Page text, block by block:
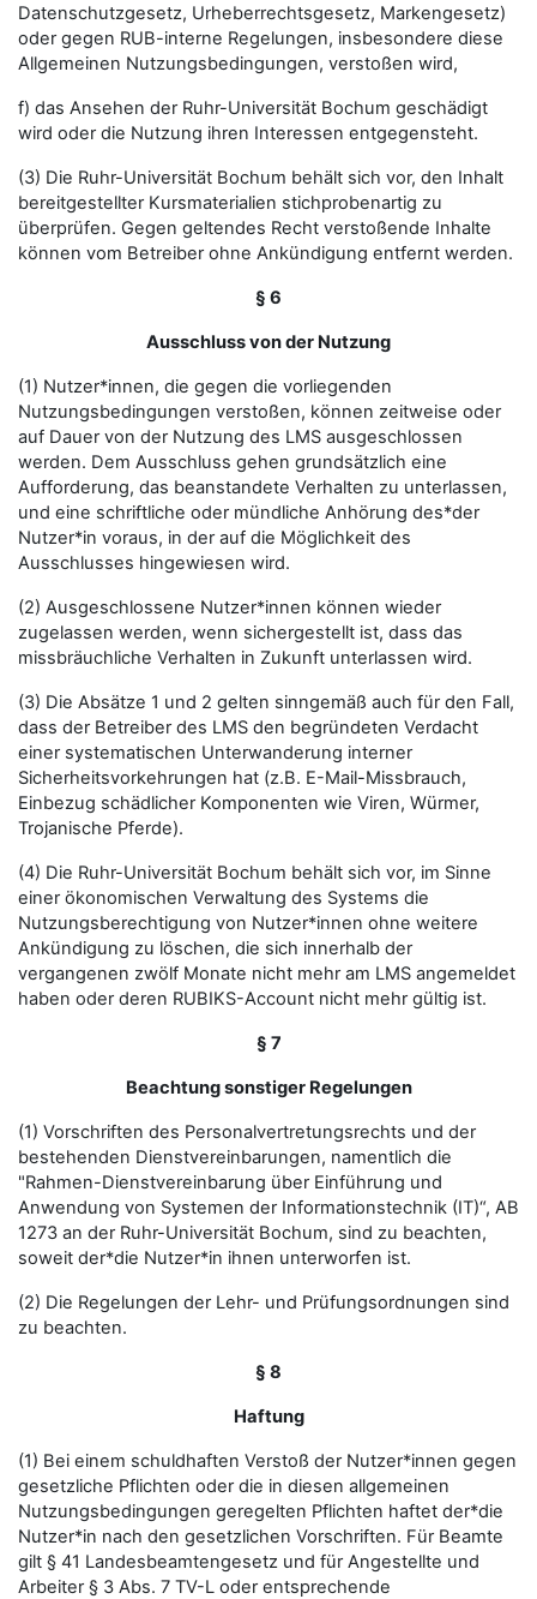
Datenschutzgesetz, Urheberrechtsgesetz, Markengesetz)
oder gegen RUB-interne Regelungen, insbesondere diese
Allgemeinen Nutzungsbedingungen, verstoßen wird,
f) das Ansehen der Ruhr-Universität Bochum geschädigt
wird oder die Nutzung ihren Interessen entgegensteht.
(3) Die Ruhr-Universität Bochum behält sich vor, den Inhalt
bereitgestellter Kursmaterialien stichprobenartig zu
überprüfen. Gegen geltendes Recht verstoßende Inhalte
können vom Betreiber ohne Ankündigung entfernt werden.
§ 6
Ausschluss von der Nutzung
(1) Nutzer*innen, die gegen die vorliegenden
Nutzungsbedingungen verstoßen, können zeitweise oder
auf Dauer von der Nutzung des LMS ausgeschlossen
werden. Dem Ausschluss gehen grundsätzlich eine
Aufforderung, das beanstandete Verhalten zu unterlassen,
und eine schriftliche oder mündliche Anhörung des*der
Nutzer*in voraus, in der auf die Möglichkeit des
Ausschlusses hingewiesen wird.
(2) Ausgeschlossene Nutzer*innen können wieder
zugelassen werden, wenn sichergestellt ist, dass das
missbräuchliche Verhalten in Zukunft unterlassen wird.
(3) Die Absätze 1 und 2 gelten sinngemäß auch für den Fall,
dass der Betreiber des LMS den begründeten Verdacht
einer systematischen Unterwanderung interner
Sicherheitsvorkehrungen hat (z.B. E-Mail-Missbrauch,
Einbezug schädlicher Komponenten wie Viren, Würmer,
Trojanische Pferde).
(4) Die Ruhr-Universität Bochum behält sich vor, im Sinne
einer ökonomischen Verwaltung des Systems die
Nutzungsberechtigung von Nutzer*innen ohne weitere
Ankündigung zu löschen, die sich innerhalb der
vergangenen zwölf Monate nicht mehr am LMS angemeldet
haben oder deren RUBIKS-Account nicht mehr gültig ist.
§ 7
Beachtung sonstiger Regelungen
(1) Vorschriften des Personalvertretungsrechts und der
bestehenden Dienstvereinbarungen, namentlich die
"Rahmen-Dienstvereinbarung über Einführung und
Anwendung von Systemen der Informationstechnik (IT)“, AB
1273 an der Ruhr-Universität Bochum, sind zu beachten,
soweit der*die Nutzer*in ihnen unterworfen ist.
(2) Die Regelungen der Lehr- und Prüfungsordnungen sind
zu beachten.
§ 8
Haftung
(1) Bei einem schuldhaften Verstoß der Nutzer*innen gegen
gesetzliche Pflichten oder die in diesen allgemeinen
Nutzungsbedingungen geregelten Pflichten haftet der*die
Nutzer*in nach den gesetzlichen Vorschriften. Für Beamte
gilt § 41 Landesbeamtengesetz und für Angestellte und
Arbeiter § 3 Abs. 7 TV-L oder entsprechende